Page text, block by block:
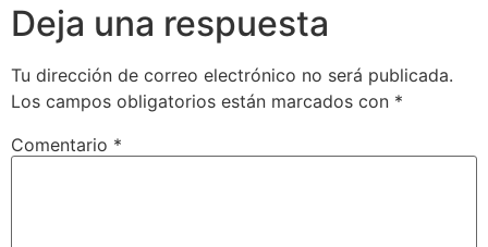
Deja una respuesta
Tu dirección de correo electrónico no será publicada.
Los campos obligatorios están marcados con *
Comentario *